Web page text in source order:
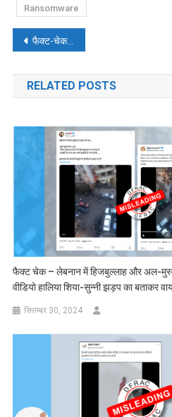
Ransomware
पोस्ट
नेविगेशन
फैक्ट-चेक: अफगानिस्तान के पंजशीर में हिंदू देवी-देवताओं की पेंटिंग का सच?
RELATED POSTS
फैक्ट चेक – लेबनान में हिजबुल्लाह और अल-
वीडियो हालिया शिया-सुन्नी झड़प का बताकर
सितम्बर 30, 2024